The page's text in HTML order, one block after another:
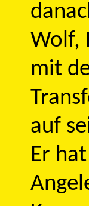
Wolf,
mit
auf
Er